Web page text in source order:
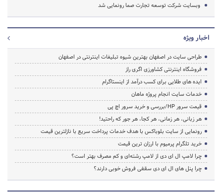
وبسایت شرکت توسعه تجارت صما رونمایی شد
اخبار ویژه
طراحی سایت در اصفهان بهترین شیوه تبلیغات اینترنتی در اصفهان
فروشگاه اینترنتی کشاورزی اگری راز
ایده های طلایی برای کسب درآمد از اینستاگرام
خدمات سایت انجام پروژه ماهان
قیمت سرور HP/بررسی و خرید سرور اچ پی
هر زبانی، هر زمانی، هر کجا، هر جور که راحتید!
رونمایی از سایت بلوباکس با هدف خدمات پرداخت سریع با نازلترین قیمت
خرید تلگرام پرمیوم با ارزان ترین قیمت
چرا لامپ ال ای دی از لامپ رشته‌ای و کم مصرف بهتر است؟
چرا پنل های ال ای دی سقفی فروش خوبی دارند؟